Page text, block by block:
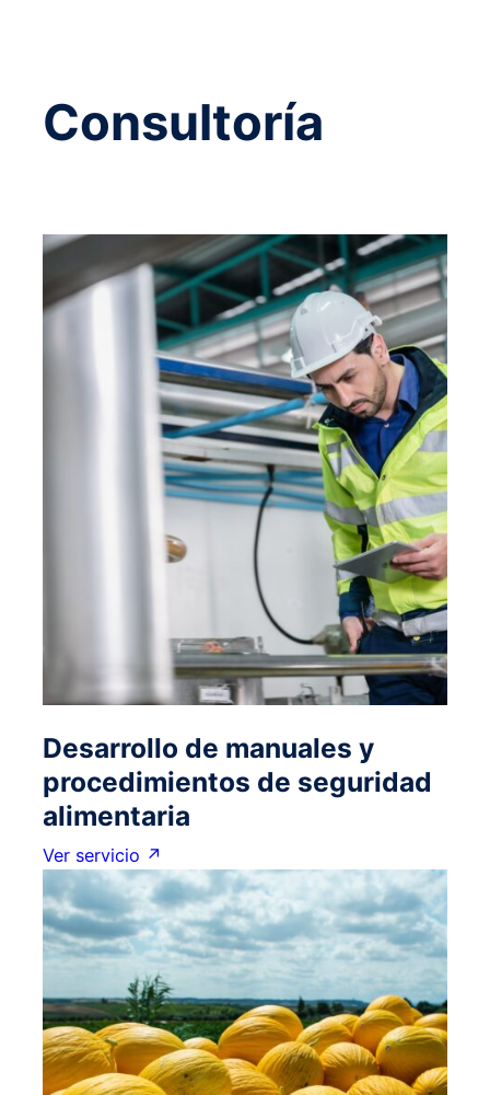
Consultoría
Desarrollo de manuales y
procedimientos de seguridad
alimentaria
Ver servicio ↗